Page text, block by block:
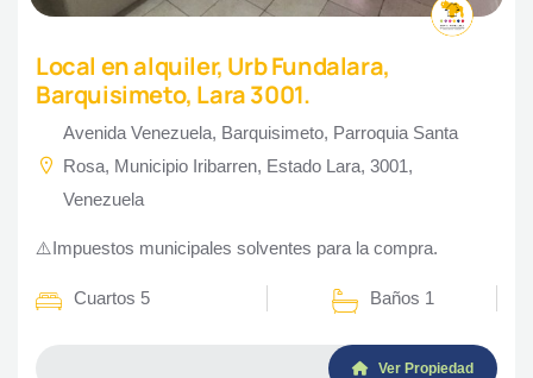
Local en alquiler, Urb Fundalara,
Barquisimeto, Lara 3001.
Avenida Venezuela, Barquisimeto, Parroquia Santa
Rosa, Municipio Iribarren, Estado Lara, 3001,
Venezuela
⚠️Impuestos municipales solventes para la compra.
Cuartos 5 Baños 1
Ver Propiedad